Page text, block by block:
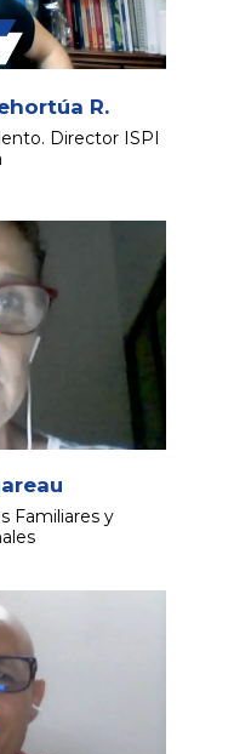
R.
Director ISPI
Familiares y